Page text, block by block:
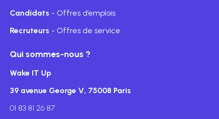
Candidats - Offres d’emplois
Recruteurs - Offres de service
Qui sommes-nous ?
Wake IT Up
39 avenue George V, 75008 Paris
01 83 81 26 87